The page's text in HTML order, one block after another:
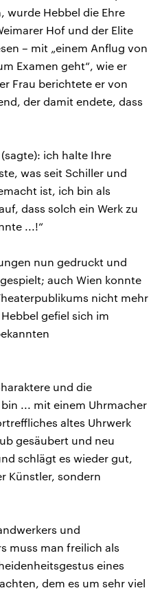
wurde Hebbel die Ehre
Hof und der Elite
– mit „einem Anflug von
Examen geht“, wie er
Frau berichtete er von
der damit endete, dass
ich halte Ihre
was seit Schiller und
ist, ich bin als
dass solch ein Werk zu
...!“
nun gedruckt und
auch Wien konnte
nicht mehr
gefiel sich im
und die
... mit einem Uhrmacher
altes Uhrwerk
gesäubert und neu
schlägt es wieder gut,
Künstler, sondern
und
muss man freilich als
eines
dem es um sehr viel